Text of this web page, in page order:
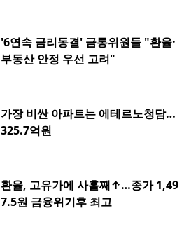
'6연속 금리동결' 금통위원들 "환율·
부동산 안정 우선 고려"
가장 비싼 아파트는 에테르노청담…
325.7억원
환율, 고유가에 사흘째↑…종가 1,49
7.5원 금융위기후 최고